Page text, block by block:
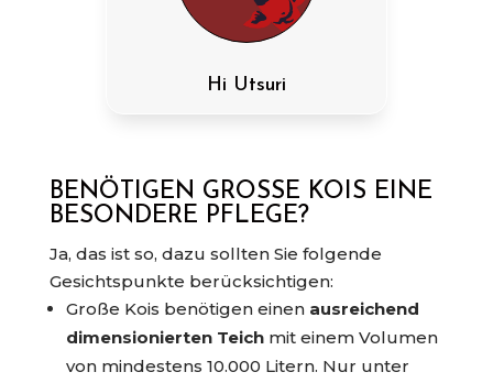
Hi Utsuri
BENÖTIGEN GROSSE KOIS EINE B
ESONDERE PFLEGE?
Ja, das ist so, dazu sollten Sie folgende
Gesichtspunkte berücksichtigen:
Große Kois benötigen einen ausreichend
dimensionierten Teichmit einem Volumen
von mindestens 10.000 Litern. Nur unter